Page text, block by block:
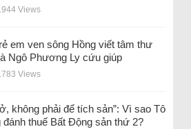
Views
em ven sông Hồng viết tâm thư
Ngô Phương Ly cứu giúp
Views
không phải để tích sản”: Vì sao Tô
đánh thuế Bất Động sản thứ 2?